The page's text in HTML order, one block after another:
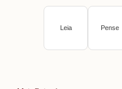
Leia Pense